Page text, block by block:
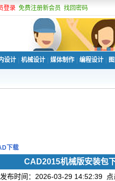
登录 免费注册新会员 找回密码
设计 机械设计 媒体制作 编程设计
下载
CAD2015机械版安装包
发布时间：2026-03-29 14:52:39 点